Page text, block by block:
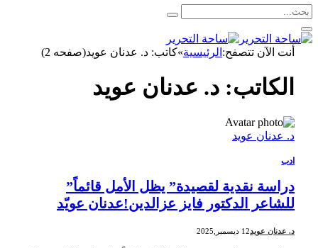
أنت الآن تتصفح:الرئيسية»كاتب: د. عدنان عويد(صفحه 2)
الكاتب: د. عدنان عويد
د. عدنان عويد
ادب
دراسة نقدية لقصيدة” يظل الأمل قائماً”
للشاعر الدكتور فايز عزالدين!عدنان عويّد
د. عدنان عويد12 ديسمبر,2025